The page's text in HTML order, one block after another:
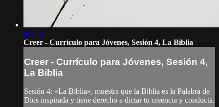
02:19
Creer - Currículo para Jóvenes, Sesión 4, La Biblia
Creer - Currículo para Jóvenes, Sesión 4,
La Biblia
Sesión 4: «La Biblia», muestra que la Biblia es la Palabra de
Dios inspirada y tiene derecho a dictar tu creencia y conducta.